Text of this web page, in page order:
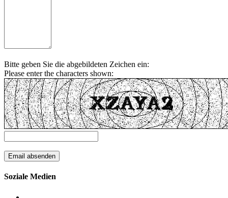
Bitte geben Sie die abgebildeten Zeichen ein:
Please enter the characters shown:
Soziale Medien